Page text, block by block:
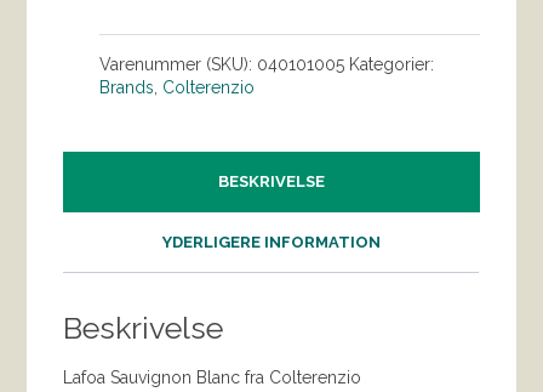
Varenummer (SKU): 040101005 Kategorier:
Brands Colterenzio
BESKRIVELSE
YDERLIGERE INFORMATION
Beskrivelse
Lafoa Sauvignon Blanc fra Colterenzio